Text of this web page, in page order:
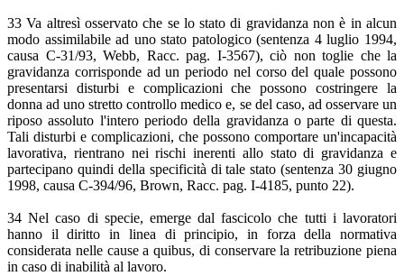
33 Va altresì osservato che se lo stato di gravidanza non è in alcun
modo assimilabile ad uno stato patologico (sentenza 4 luglio 1994,
causa C-31/93, Webb, Racc. pag. I-3567), ciò non toglie che la
gravidanza corrisponde ad un periodo nel corso del quale possono
presentarsi disturbi e complicazioni che possono costringere la
donna ad uno stretto controllo medico e, se del caso, ad osservare un
riposo assoluto l'intero periodo della gravidanza o parte di questa.
Tali disturbi e complicazioni, che possono comportare un'incapacità
lavorativa, rientrano nei rischi inerenti allo stato di gravidanza e
partecipano quindi della specificità di tale stato (sentenza 30 giugno
1998, causa C-394/96, Brown, Racc. pag. I-4185, punto 22).
34 Nel caso di specie, emerge dal fascicolo che tutti i lavoratori
hanno il diritto in linea di principio, in forza della normativa
considerata nelle cause a quibus, di conservare la retribuzione piena
in caso di inabilità al lavoro.